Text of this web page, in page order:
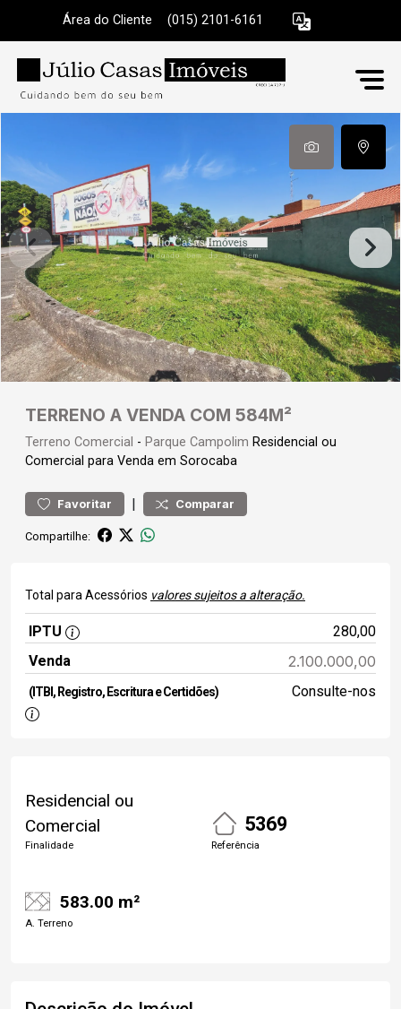
Área do Cliente (015) 2101-6161
TERRENO A VENDA COM 584M²
Terreno Comercial - Parque Campolim Residencial ou
Comercial para Venda em Sorocaba
Favoritar | Comparar
Compartilhe:
Total para Acessórios valores sujeitos a alteração.
IPTU
280,00
Venda
2.100.000,00
(ITBI, Registro, Escritura e Certidões) Consulte-nos
Residencial ou
Comercial
Finalidade
5369
Referência
583.00 m²
A. Terreno